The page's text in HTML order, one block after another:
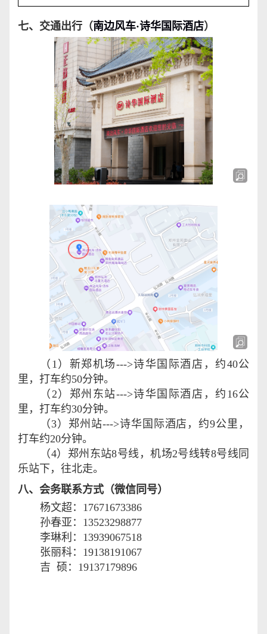
七、交通出行（南边风车·诗华国际酒店）
（ 1 ）新郑机场--->诗华国际酒店，约40公
里，打车约50分钟。
（ 2）郑州东站--->诗华国际酒店，约 16公
里，打车约30分钟。
（3）郑州站--->诗华国际酒店，约9公里，
打车约20分钟。
（4）郑州东站8号线，机场2号线转8号线同
乐站下，往北走。
八、会务联系方式（微信同号）
杨文超： 17671673386
孙春亚： 13523298877
李琳利： 13939067518
张丽科： 19138191067
吉 硕： 19137179896